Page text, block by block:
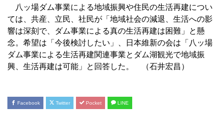
八ッ場ダム事業による地域振興や住民の生活再建につい
ては、共産、立民、社民が「地域社会の減退、生活への影
響は深刻で、ダム事業による真の生活再建は困難」と懸
念。希望は「今後検討したい」、日本維新の会は「八ッ場
ダム事業による生活再建関連事業とダム湖観光で地域振
興、生活再建は可能」と回答した。 （石井宏昌）
Facebook Twitter Pocket LINE